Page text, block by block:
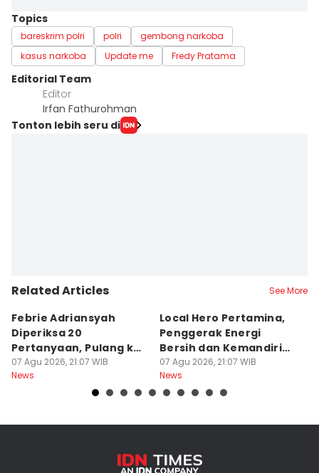
Topics
bareskrim polri polri
gembong narkoba
kasus narkoba
Update me Fredy Pratama
Editorial Team
Editor
Irfan Fathurohman
Tonton lebih seru di
Related Articles See More
Febrie Adriansyah
Diperiksa 20
Pertanyaan, Pulang ke
KPK Pakai Rompi
07 Agu 2026, 21:07 WIB
News
Local Hero Pertamina,
Penggerak Energi
Bersih dan Kemandirian
Desa
07 Agu 2026, 21:07 WIB
News